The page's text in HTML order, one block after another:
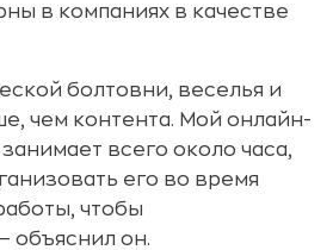
в компаниях в качестве
болтовни, веселья и
чем контента. Мой онлайн-
всего около часа,
его во время
чтобы
объяснил он.